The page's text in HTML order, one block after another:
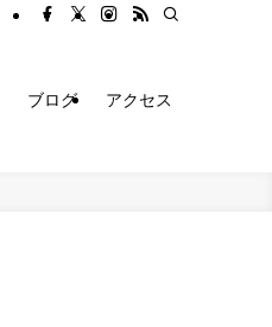
ブログ アクセス